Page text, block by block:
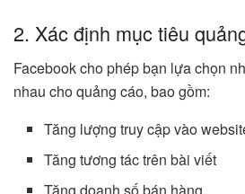
2. Xác định mục tiêu
Facebook cho phép bạn lựa chọn
nhau cho quảng cáo, bao gồm:
Tăng lượng truy cập vào
Tăng tương tác trên bài viết